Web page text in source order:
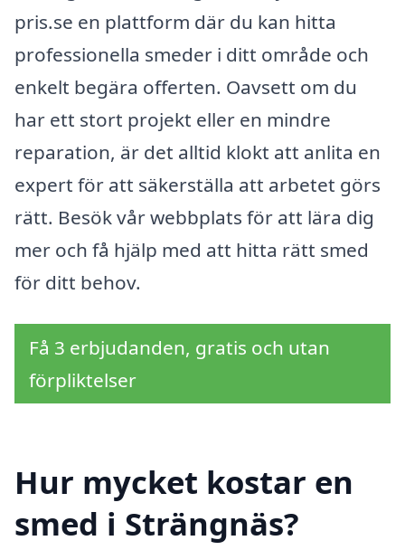
pris.se en plattform där du kan hitta
professionella smeder i ditt område och
enkelt begära offerten. Oavsett om du
har ett stort projekt eller en mindre
reparation, är det alltid klokt att anlita en
expert för att säkerställa att arbetet görs
rätt. Besök vår webbplats för att lära dig
mer och få hjälp med att hitta rätt smed
för ditt behov.
Få 3 erbjudanden, gratis och utan
förpliktelser
Hur mycket kostar en
smed i Strängnäs?